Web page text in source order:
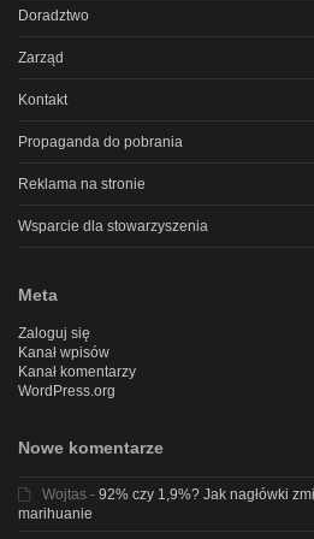
Doradztwo
Zarząd
Kontakt
Propaganda do pobrania
Reklama na stronie
Wsparcie dla stowarzyszenia
Meta
Zaloguj się
Kanał wpisów
Kanał komentarzy
WordPress.org
Nowe komentarze
Wojtas - 92% czy 1,9%? Jak nagłówki
marihuanie